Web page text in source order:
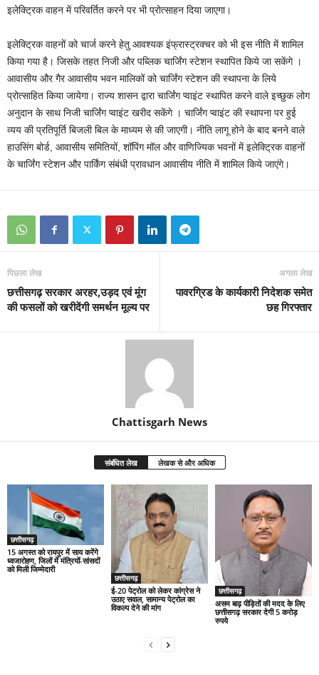
इलेक्ट्रिक वाहन में परिवर्तित करने पर भी प्रोत्साहन दिया जाएगा।
इलेक्ट्रिक वाहनों को चार्ज करने हेतु आवश्यक इंफ्रास्ट्रक्चर को भी इस नीति में शामिल
किया गया है। जिसके तहत निजी और पब्लिक चार्जिंग स्टेशन स्थापित किये जा सकेंगे ।
आवासीय और गैर आवासीय भवन मालिकों को चार्जिंग स्टेशन की स्थापना के लिये
प्रोत्साहित किया जायेगा। राज्य शासन द्वारा चार्जिंग प्वाइंट स्थापित करने वाले इच्छुक लोग
अनुदान के साथ निजी चार्जिंग प्वाइंट खरीद सकेंगे । चार्जिंग प्वाइंट की स्थापना पर हुई
व्यय की प्रतिपूर्ति बिजली बिल के माध्यम से की जाएगी। नीति लागू होने के बाद बनने वाले
हाउसिंग बोर्ड, आवासीय समितियों, शॉपिंग मॉल और वाणिज्यिक भवनों में इलेक्ट्रिक वाहनों
के चार्जिंग स्टेशन और पार्किंग संबंधी प्रावधान आवासीय नीति में शामिल किये जाएंगे।
पिछला लेख
छत्तीसगढ़ सरकार अरहर,उड़द एवं मूंग
की फसलों को खरीदेंगी समर्थन मूल्य पर
अगला लेख
पावरग्रिड के कार्यकारी निदेशक समेत
छह गिरफ्तार
Chattisgarh News
संबंधित लेख लेखक से और अधिक
छत्तीसगढ़
15 अगस्त को रायपुर में साय करेंगे
ध्वजारोहण, जिलों में मंत्रियों-सांसदों
को मिली जिम्मेदारी
छत्तीसगढ़
ई-20 पेट्रोल को लेकर कांग्रेस ने
उठाए सवाल, सामान्य पेट्रोल का
विकल्प देने की मांग
छत्तीसगढ़
असम बाढ़ पीड़ितों की मदद के लिए
छत्तीसगढ़ सरकार देगी 5 करोड़
रुपये